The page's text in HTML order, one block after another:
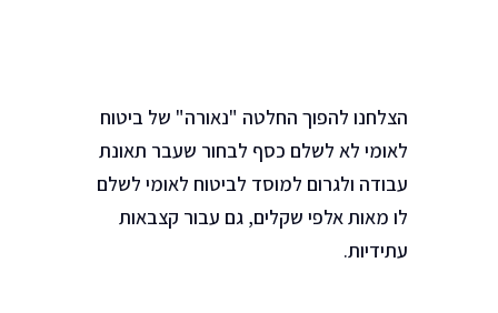
הצלחנו להפוך החלטה "נאורה" של ביטוח
לאומי לא לשלם כסף לבחור שעבר תאונת
עבודה ולגרום למוסד לביטוח לאומי לשלם
לו מאות אלפי שקלים, גם עבור קצבאות
עתידיות.